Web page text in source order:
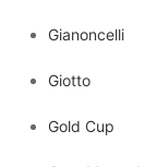
Gianoncelli
Giotto
Gold Cup